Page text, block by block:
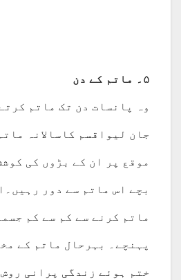
۵۔ ماتم کے دن
وہ پانسات دن تک ماتم
جان لیواقسم کاسالانہ
موقع پر ان کے بڑوں کی
بچے اس ماتم سے دور
ماتم کرنے سے کم سے کم
پہنچے۔ بہرحال ماتم کے
ختم ہوئے زندگی پرانی روش